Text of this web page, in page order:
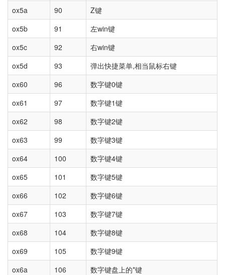
ox5a 90
Z键
ox5b
91
左win键
ox5c
92
右win键
ox5d
93
弹出快捷菜单,相当鼠标右键
ox60
96
数字键0键
ox61
97
数字键1键
ox62
98
数字键2键
ox63
99
数字键3键
ox64
100
数字键4键
ox65
101
数字键5键
ox66
102
数字键6键
ox67
103
数字键7键
ox68
104
数字键8键
ox69
105
数字键9键
ox6a
106
数字键盘上的*键